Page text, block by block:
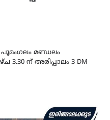
മണ്ഡലം
3.30 ന് അരിപ്പാലം 3 DM